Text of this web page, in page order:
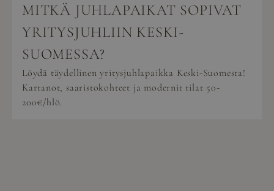
MITKÄ JUHLAPAIKAT SOPIVAT
YRITYSJUHLIIN KESKI-
SUOMESSA?
Löydä täydellinen yritysjuhlapaikka Keski-Suomesta!
Kartanot, saaristokohteet ja modernit tilat 50-
200€/hlö.